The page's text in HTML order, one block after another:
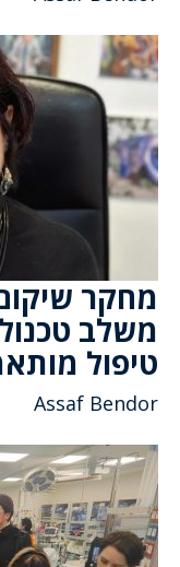
מחקר
משלב
טיפול
Assaf Bendor